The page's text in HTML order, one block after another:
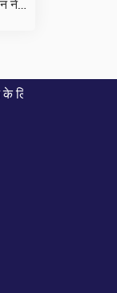
ने
संपर्क करे... मो.